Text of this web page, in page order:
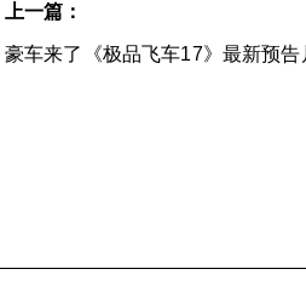
上一篇：
豪车来了《极品飞车17》最新预告